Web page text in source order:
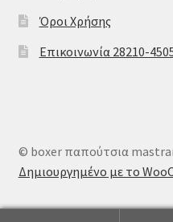
Όροι Χρήσης
Επικοινωνία 28210-
© boxer παπούτσια
Δημιουργημένο με το